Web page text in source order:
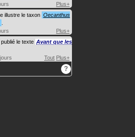
Plus+
illustre le taxon Oecanthus
Plus+
publié le texte Avant que les
Tout Plus+
?